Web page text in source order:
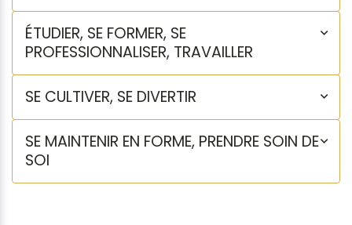
ÉTUDIER, SE FORMER, SE
PROFESSIONNALISER, TRAVAILLER
SE CULTIVER, SE DIVERTIR
SE MAINTENIR EN FORME, PRENDRE SOIN DE
SOI